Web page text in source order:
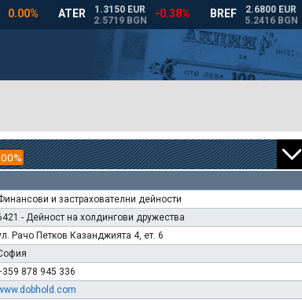
и застрахователни дейности
- Дейност на холдингови дружества
Рачо Петков Казанджията 4, ет. 6
878 945 336